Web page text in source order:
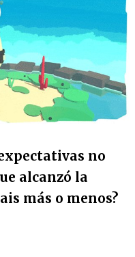
no
alcanzó la
más o menos?